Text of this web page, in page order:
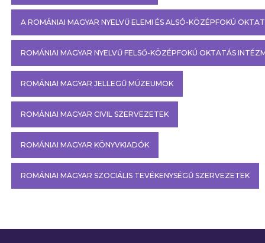
A ROMÁNIAI MAGYAR NYELVŰ ELEMI ÉS ALSÓ-KÖZÉPFOKÚ
ROMÁNIAI MAGYAR NYELVŰ FELSŐ-KÖZÉPFOKÚ OKTATÁS
ROMÁNIAI MAGYAR JELLEGŰ MÚZEUMOK
ROMÁNIAI MAGYAR CIVIL SZERVEZETEK
ROMÁNIAI MAGYAR KÖNYVKIADÓK
ROMÁNIAI MAGYAR SZOCIÁLIS TEVÉKENYSÉGŰ SZERVEZETEK